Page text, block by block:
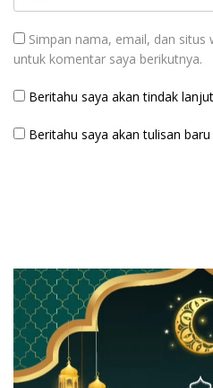
Simpan nama, email, dan situs
untuk komentar saya berikutnya.
Beritahu saya akan tindak
Beritahu saya akan tulisan